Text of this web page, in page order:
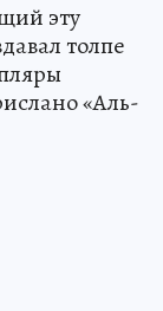
эту
толпе
«Аль-